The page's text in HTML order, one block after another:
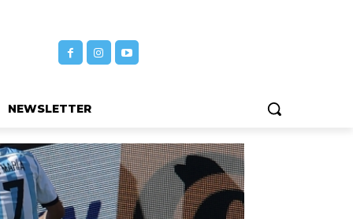
NEWSLETTER